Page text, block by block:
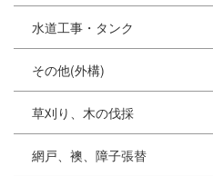
水道工事・タンク
その他(外構)
草刈り、木の伐採
網戸、襖、障子張替